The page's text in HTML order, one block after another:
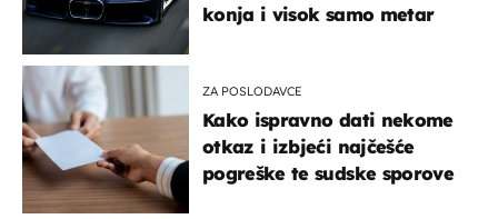
konja i visok samo metar
ZA POSLODAVCE
Kako ispravno dati nekome
otkaz i izbjeći najčešće
pogreške te sudske sporove